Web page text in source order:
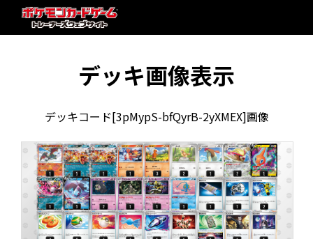
デッキ画像表示
デッキコード[3pMypS-bfQyrB-2yXMEX]画像